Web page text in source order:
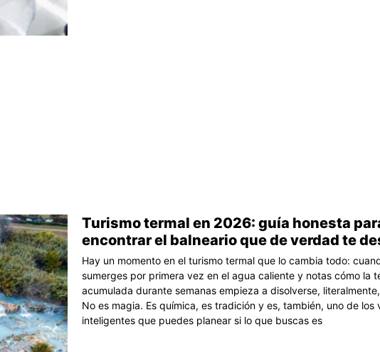
Turismo termal en 2026: guía honesta
encontrar el balneario que de verdad te
Hay un momento en el turismo termal que lo cambia todo:
sumerges por primera vez en el agua caliente y notas cómo la
acumulada durante semanas empieza a disolverse,
No es magia. Es química, es tradición y es, también, uno de los
inteligentes que puedes planear si lo que buscas es